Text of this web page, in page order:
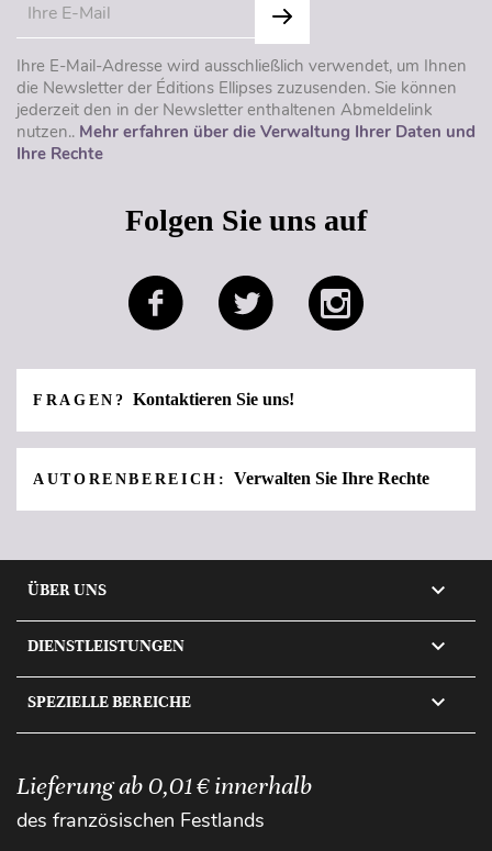
Ihre E-Mail-Adresse wird ausschließlich verwendet, um Ihnen
die Newsletter der Éditions Ellipses zuzusenden. Sie können
jederzeit den in der Newsletter enthaltenen Abmeldelink
nutzen.. Mehr erfahren über die Verwaltung Ihrer Daten und
Ihre Rechte
Folgen Sie uns auf
FRAGEN?Kontaktieren Sie uns!
AUTORENBEREICH: Verwalten Sie Ihre Rechte
ÜBER UNS 
DIENSTLEISTUNGEN 
SPEZIELLE BEREICHE 
Lieferung ab 0,01 € innerhalb
des französischen Festlands